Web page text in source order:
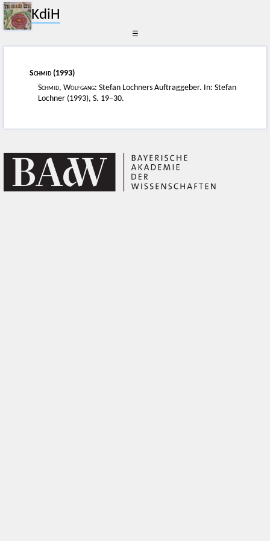
KdiH
☰
Schmid (1993)
Schmid, Wolfgang: Stefan Lochners Auftraggeber. In: Stefan
Lochner (1993), S. 19–30.